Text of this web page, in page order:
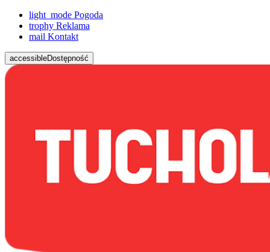
light_mode Pogoda
trophy Reklama
mail Kontakt
accessibleDostępność